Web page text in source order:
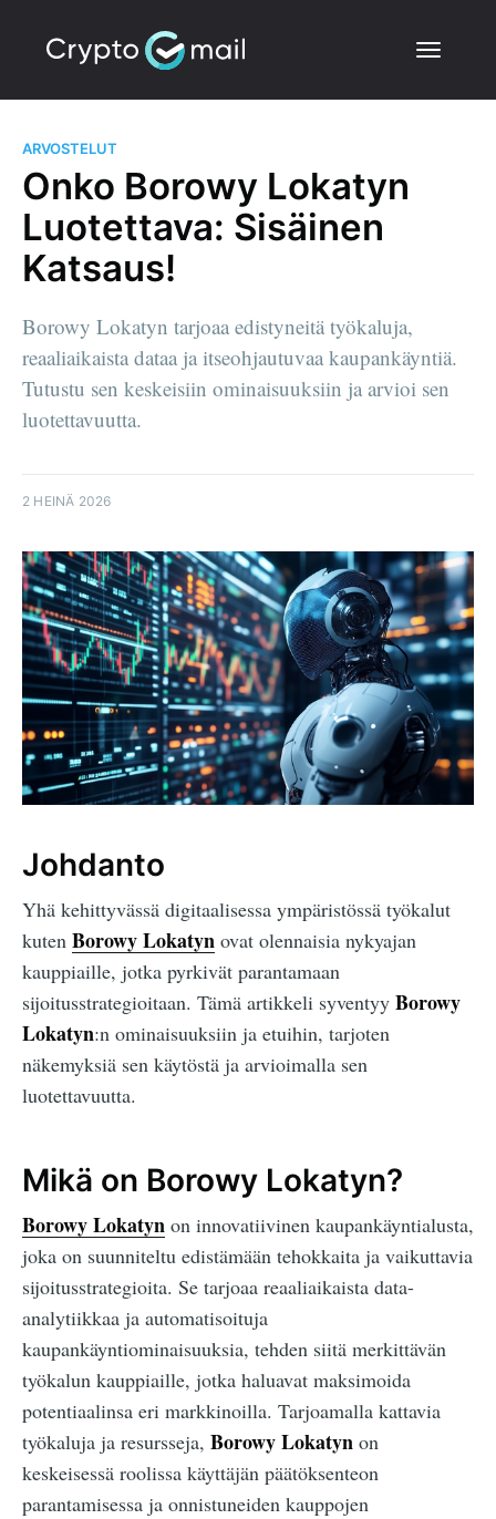
ARVOSTELUT
Onko Borowy Lokatyn
Luotettava: Sisäinen
Katsaus!
Borowy Lokatyn tarjoaa edistyneitä työkaluja,
reaaliaikaista dataa ja itseohjautuvaa kaupankäyntiä.
Tutustu sen keskeisiin ominaisuuksiin ja arvioi sen
luotettavuutta.
2 HEINÄ 2026
Johdanto
Yhä kehittyvässä digitaalisessa ympäristössä työkalut
kuten Borowy Lokatyn ovat olennaisia nykyajan
kauppiaille, jotka pyrkivät parantamaan
sijoitusstrategioitaan. Tämä artikkeli syventyy Borowy
Lokatyn:n ominaisuuksiin ja etuihin, tarjoten
näkemyksiä sen käytöstä ja arvioimalla sen
luotettavuutta.
Mikä on Borowy Lokatyn?
Borowy Lokatyn on innovatiivinen kaupankäyntialusta,
joka on suunniteltu edistämään tehokkaita ja vaikuttavia
sijoitusstrategioita. Se tarjoaa reaaliaikaista data-
analytiikkaa ja automatisoituja
kaupankäyntiominaisuuksia, tehden siitä merkittävän
työkalun kauppiaille, jotka haluavat maksimoida
potentiaalinsa eri markkinoilla. Tarjoamalla kattavia
työkaluja ja resursseja, Borowy Lokatyn on
keskeisessä roolissa käyttäjän päätöksenteon
parantamisessa ja onnistuneiden kauppojen